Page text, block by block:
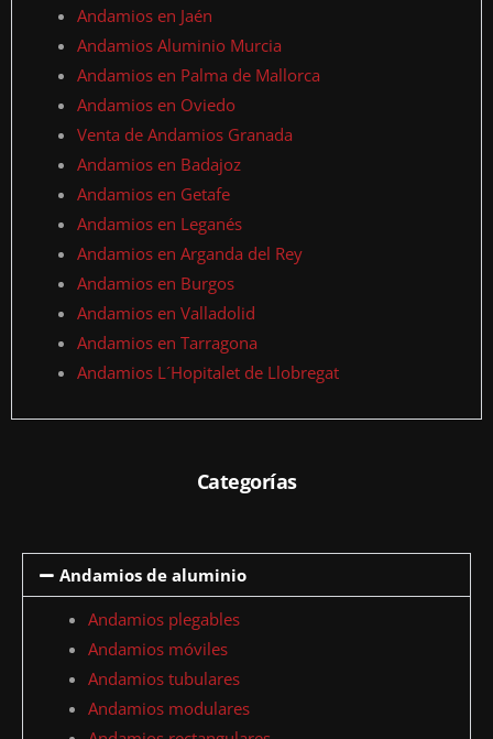
Andamios en Jaén
Andamios Aluminio Murcia
Andamios en Palma de Mallorca
Andamios en Oviedo
Venta de Andamios Granada
Andamios en Badajoz
Andamios en Getafe
Andamios en Leganés
Andamios en Arganda del Rey
Andamios en Burgos
Andamios en Valladolid
Andamios en Tarragona
Andamios L´Hopitalet de Llobregat
Categorías
Andamios de aluminio
Andamios plegables
Andamios móviles
Andamios tubulares
Andamios modulares